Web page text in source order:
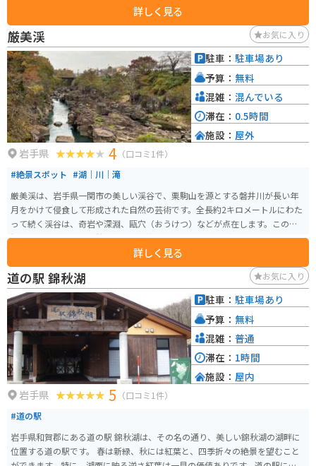
するショップやレストランがあり、岩手県や一関市の味覚を楽しむことがで
きます。特に、地元産のそば粉を使った手打ちそばや、新鮮な野菜を使った
料理がおすすめです。 また、厳美渓の雄大な景色を眺めながら、ゆったりと
くつろげる休憩スペースも用意されています。 バイクで訪れる際は、道の駅
に隣接する無料駐車場を利用できます。厳美渓周辺には、見どころが点在し
ているので、バイクでのツーリングにも最適なエリアです。 厳美渓を訪れた
際には、ぜひ道の駅 厳美渓にも立ち寄ってみてください。
詳しく見る
厳美渓 お気に入り
岩手県 4 （口コミ1件）
#絶景スポット #湖｜川｜滝
厳美渓は、岩手県一関市の美しい渓谷で、栗駒山を源とする磐井川が長い年
月をかけて侵食して形成された自然の芸術です。全長約2キロメートルにわた
って続く渓谷は、奇岩や深淵、甌穴（おうけつ）などが点在します。この景
観は国の名勝および天然記念物に指定されています。 見どころは、「空飛ぶ
団子」と呼ばれる名物です。滝見台から対岸の茶屋に向かって注文すると、
ワイヤーを使って団子が届けられるユニークな体験が楽しめます。また、遊
歩道が整備されており、吊り橋から上流と下流の異なる景観を楽しむことが
できます。春の新緑や秋の紅葉シーズンは特に美しく、多くの観光客が訪れ
ます。また、周辺には道の駅厳美渓や温泉施設もあり、一日を通して楽しむ
ことができます。
詳しく見る
駐車： 駐車場あり
予算： 無料
混雑： 混んでいる
滞在： 0.5時間
施設： 屋外
道の駅 錦秋湖 お気に入り
岩手県 5 （口コミ1件）
#道の駅
岩手県和賀郡にある道の駅 錦秋湖は、その名の通り、美しい錦秋湖の湖畔に
位置する道の駅です。 春は新緑、秋には紅葉と、四季折々の絶景を望むこと
駐車： 駐車場あり
予算： 無料
混雑： 普通
滞在： 1時間
施設： 屋内